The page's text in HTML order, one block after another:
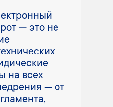
— это не
на всех
— от